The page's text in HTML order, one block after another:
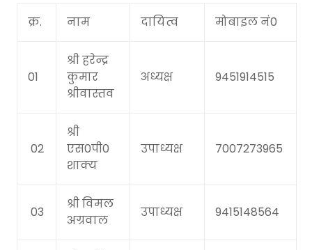
क्र. नाम दायित्व मोबाइल नं0
01
श्री हरेन्द्र
कुमार
श्रीवास्तव
अध्यक्ष 9451914515
02
श्री
एस0पी0
शाक्य
उपाध्यक्ष 7007273965
03
श्री विमल
अग्रवाल
उपाध्यक्ष 9415148564